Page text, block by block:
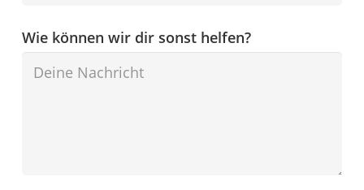
Wie können wir dir sonst helfen?